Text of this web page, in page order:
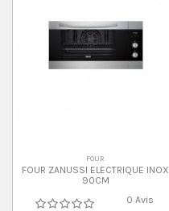
FOUR
FOUR ZANUSSI ELECTRIQUE INOX
90CM
0 Avis